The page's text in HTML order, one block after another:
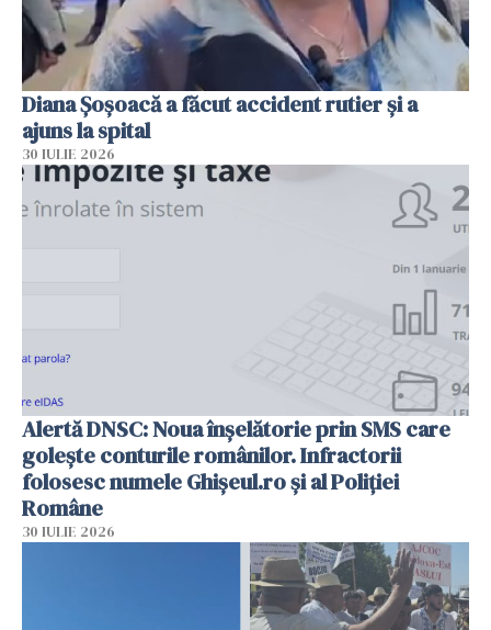
Diana Șoșoacă a făcut accident rutier și a
ajuns la spital
30 IULIE 2026
Alertă DNSC: Noua înșelătorie prin SMS care
golește conturile românilor. Infractorii
folosesc numele Ghișeul.ro și al Poliției
Române
30 IULIE 2026